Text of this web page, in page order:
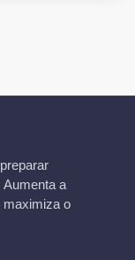
a
maximiza o